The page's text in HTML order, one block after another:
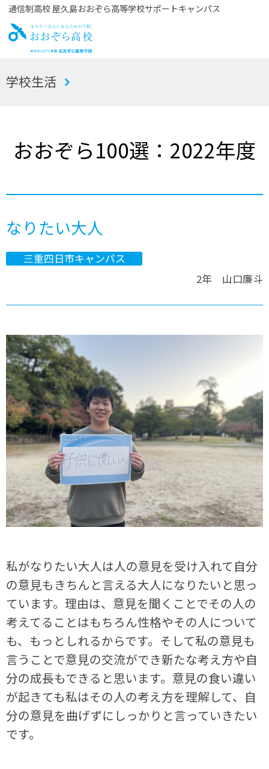
通信制高校 屋久島おおぞら高等学校サポートキャンパス
お
学校生活
おおぞら100選：2022年度
なりたい大人
三重四日市キャンパス
2年 山口廉斗
私がなりたい大人は人の意見を受け入れて自分
の意見もきちんと言える大人になりたいと思っ
ています。理由は、意見を聞くことでその人の
考えてることはもちろん性格やその人について
も、もっとしれるからです。そして私の意見も
言うことで意見の交流ができ新たな考え方や自
分の成長もできると思います。意見の食い違い
が起きても私はその人の考え方を理解して、自
分の意見を曲げずにしっかりと言っていきたい
です。